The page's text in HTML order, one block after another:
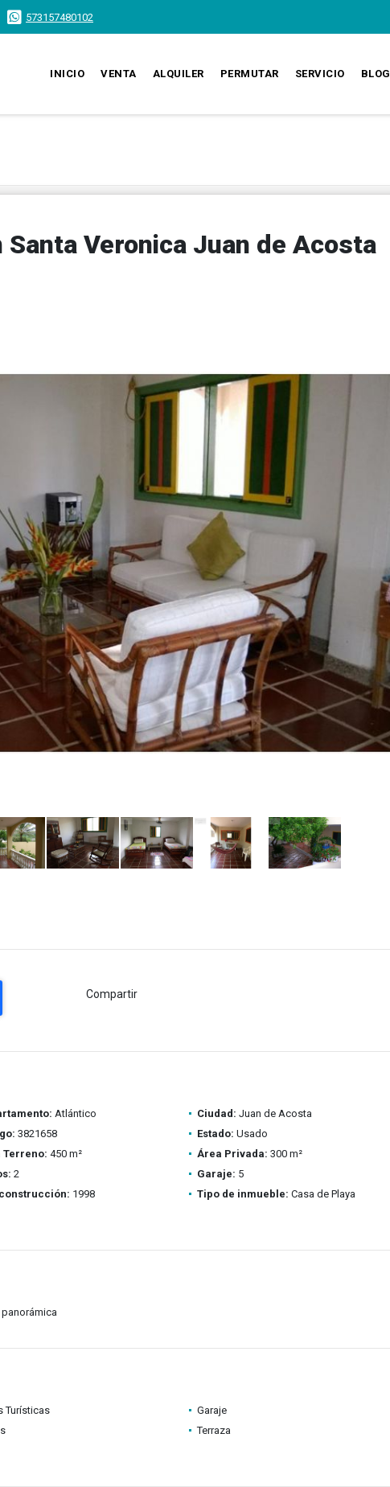
573157480102
INICIO VENTA ALQUILER PERMUTAR SERVICIO BLOG
Santa Veronica Juan de Acosta
Compartir
Atlántico Ciudad: Juan de Acosta
3821658 Estado: Usado
Terreno: 450 m² Área Privada: 300 m²
2 Garaje: 5
1998 Tipo de inmueble: Casa de Playa
Turísticas
Garaje
Terraza